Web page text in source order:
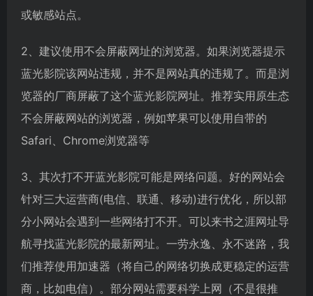
或敏感站点。
2、建议使用不会屏蔽网址的浏览器。如果浏览器提示
蓝光影院该网站违规，并不是网站真的违规了。而是浏
览器的厂商屏蔽了这个蓝光影院网址。推荐实用原生态
不会屏蔽网站的浏览器，例如苹果可以使用自带的
Safari、Chrome浏览器等
3、其次打不开蓝光影院可能是网络问题。好的网站会
针对三大运营商(电信、联通、移动)进行优化，所以部
分小网站会遇到一些网络打不开。可以来书之涯网址导
航寻找蓝光影院的最新网址。一劳永逸、永不迷路，我
们推荐使用加速器（将自己的网络切换成更稳定的运营
商，比如电信）。部分网站需要科学上网（不是很推